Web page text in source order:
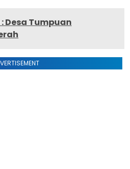
: Desa Tumpuan